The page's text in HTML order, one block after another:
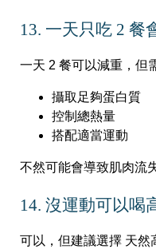
13. 一天只吃 2 餐
一天 2 餐可以減重，但
攝取足夠蛋白質
控制總熱量
搭配適當運動
不然可能會導致肌肉流失
14. 沒運動可以喝
可以，但建議選擇 天然